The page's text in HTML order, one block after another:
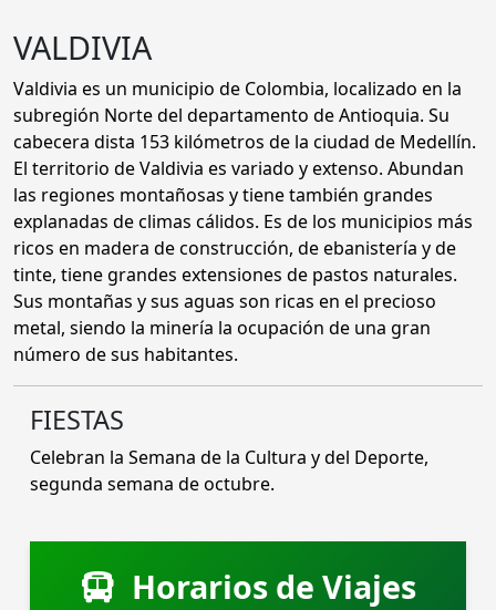
VALDIVIA
Valdivia es un municipio de Colombia, localizado en la
subregión Norte del departamento de Antioquia. Su
cabecera dista 153 kilómetros de la ciudad de Medellín.
El territorio de Valdivia es variado y extenso. Abundan
las regiones montañosas y tiene también grandes
explanadas de climas cálidos. Es de los municipios más
ricos en madera de construcción, de ebanistería y de
tinte, tiene grandes extensiones de pastos naturales.
Sus montañas y sus aguas son ricas en el precioso
metal, siendo la minería la ocupación de una gran
número de sus habitantes.
FIESTAS
Celebran la Semana de la Cultura y del Deporte,
segunda semana de octubre.
Horarios de Viajes